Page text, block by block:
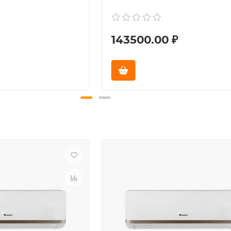
143500.00 ₽